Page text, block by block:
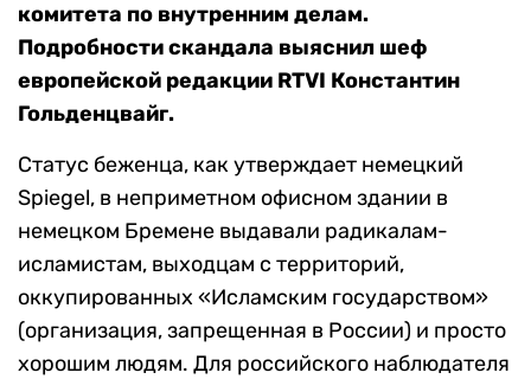
комитета по внутренним делам.
Подробности скандала выяснил шеф
европейской редакции RTVI Константин
Гольденцвайг.
Статус беженца, как утверждает немецкий
Spiegel, в неприметном офисном здании в
немецком Бремене выдавали радикалам-
исламистам, выходцам с территорий,
оккупированных «Исламским государством»
(организация, запрещенная в России) и просто
хорошим людям. Для российского наблюдателя